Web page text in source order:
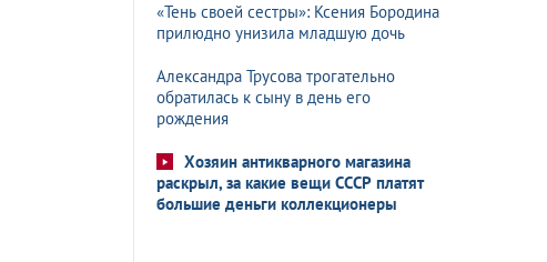
«Тень своей сестры»: Ксения Бородина
прилюдно унизила младшую дочь
Александра Трусова трогательно
обратилась к сыну в день его
рождения
Хозяин антикварного магазина
раскрыл, за какие вещи СССР платят
большие деньги коллекционеры